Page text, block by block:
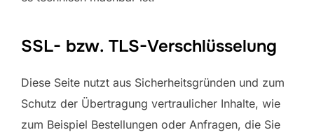
SSL- bzw. TLS-Verschlüsselung
Diese Seite nutzt aus Sicherheitsgründen und zum
Schutz der Übertragung vertraulicher Inhalte, wie
zum Beispiel Bestellungen oder Anfragen, die Sie